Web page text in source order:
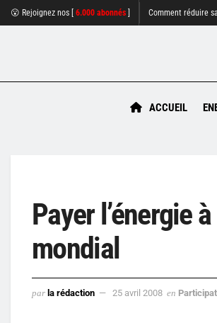
😮 Rejoignez nos [ 6.000 abonnés Comment réduire
ACCUEIL
Payer l’énergie
mondial
par la rédaction 25 avril 2008 en